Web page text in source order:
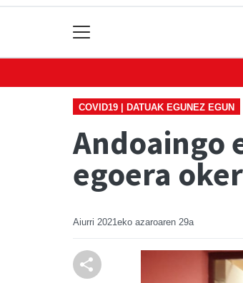
COVID19 | DATUAK EGUNEZ EGUN
Andoaingo
egoera
Aiurri 2021eko azaroaren 29a